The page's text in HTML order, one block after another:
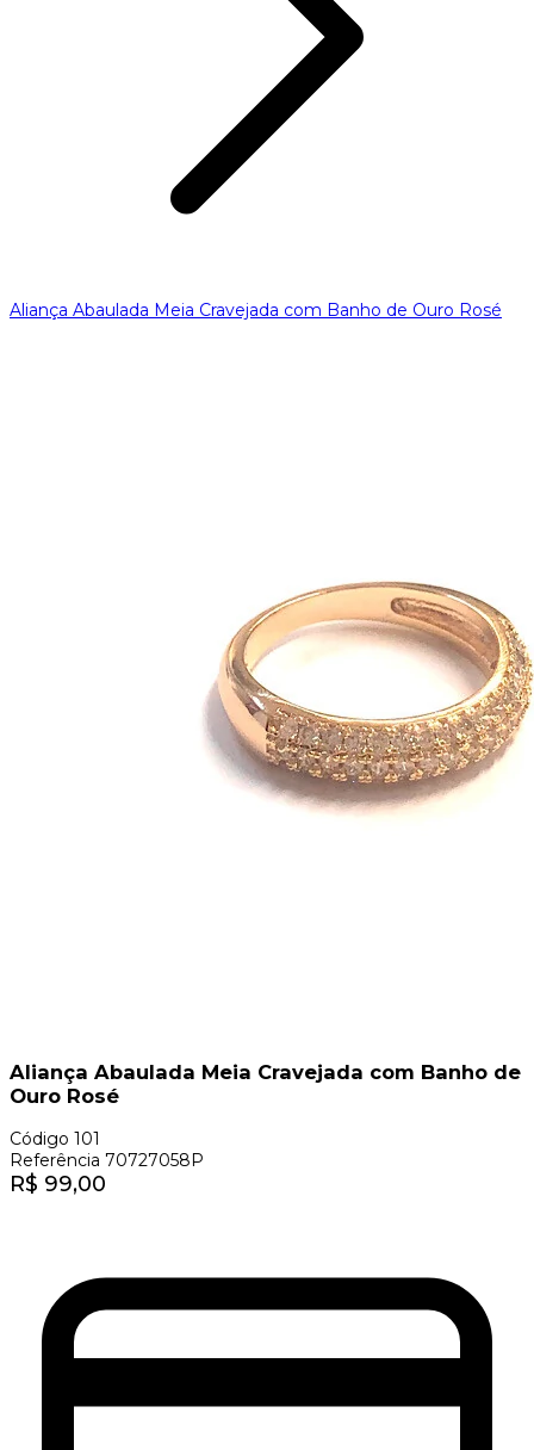
Aliança Abaulada Meia Cravejada com Banho de Ouro Rosé
Aliança Abaulada Meia Cravejada com Banho de
Ouro Rosé
Código 101
Referência 70727058P
R$ 99,00